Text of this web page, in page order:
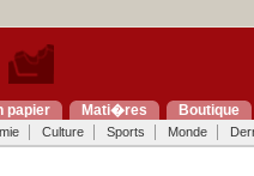
papier Mati�res Boutique
Culture Sports Monde